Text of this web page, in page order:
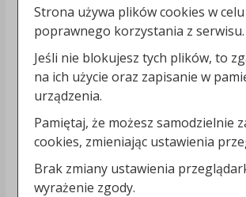
Strona używa plików cookies w celu
poprawnego korzystania z serwisu.
Jeśli nie blokujesz tych plików, to
na ich użycie oraz zapisanie w
urządzenia.
Pamiętaj, że możesz samodzielnie
cookies, zmieniając ustawienia
Brak zmiany ustawienia
wyrażenie zgody.